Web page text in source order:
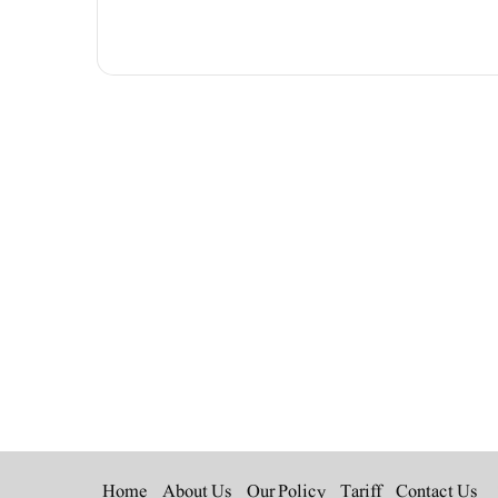
Contact Us
Tariff
Our Policy
About Us
Home